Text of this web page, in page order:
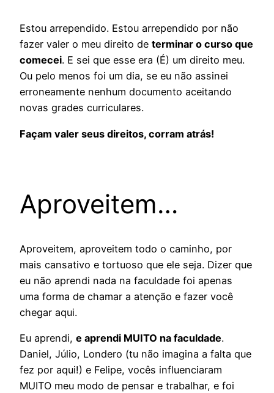
Estou arrependido. Estou arrependido por não
fazer valer o meu direito de terminar o curso que
comecei. E sei que esse era (É) um direito meu.
Ou pelo menos foi um dia, se eu não assinei
erroneamente nenhum documento aceitando
novas grades curriculares.
Façam valer seus direitos, corram atrás!
Aproveitem…
Aproveitem, aproveitem todo o caminho, por
mais cansativo e tortuoso que ele seja. Dizer que
eu não aprendi nada na faculdade foi apenas
uma forma de chamar a atenção e fazer você
chegar aqui.
Eu aprendi, e aprendi MUITO na faculdade.
Daniel, Júlio, Londero (tu não imagina a falta que
fez por aqui!) e Felipe, vocês influenciaram
MUITO meu modo de pensar e trabalhar, e foi